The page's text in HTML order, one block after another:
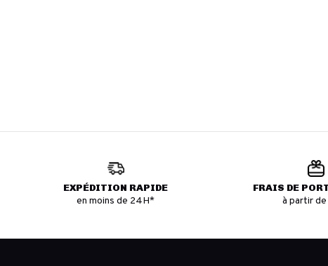
EXPÉDITION RAPIDE
en moins de 24H*
FRAIS DE
à partir